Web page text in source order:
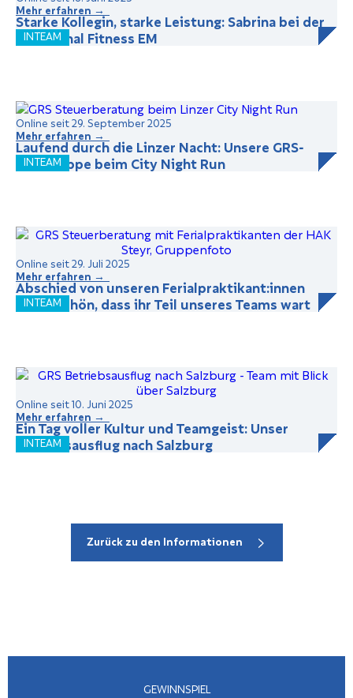
INTEAM
Starke Kollegin, starke Leistung: Sabrina bei der
Functional Fitness EM
Mehr erfahren →
INTEAM
Online seit 29. September 2025
Laufend durch die Linzer Nacht: Unsere GRS-
Laufgruppe beim City Night Run
Mehr erfahren →
INTEAM
Online seit 29. Juli 2025
Abschied von unseren Ferialpraktikant:innen
2025: Schön, dass ihr Teil unseres Teams wart
Mehr erfahren →
INTEAM
Online seit 10. Juni 2025
Ein Tag voller Kultur und Teamgeist: Unser
Betriebsausflug nach Salzburg
Mehr erfahren →
Zurück zu den Informationen
GEWINNSPIEL